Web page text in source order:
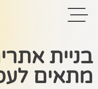
בית
בניית
מתאים